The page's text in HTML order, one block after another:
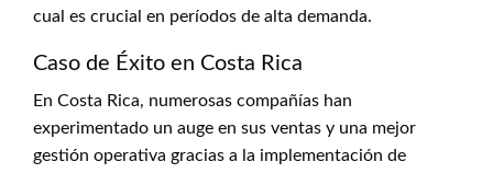
cual es crucial en períodos de alta demanda.
Caso de Éxito en Costa Rica
En Costa Rica, numerosas compañías han
experimentado un auge en sus ventas y una mejor
gestión operativa gracias a la implementación de